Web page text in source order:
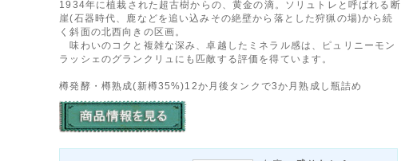
1934年に植栽された超古樹からの、黄金の滴。ソリュトレと呼ばれる断
崖(石器時代、鹿などを追い込みその絶壁から落とした狩猟の場)から続
く斜面の北西向きの区画。
味わいのコクと複雑な深み、卓越したミネラル感は、ピュリニーモン
ラッシェのグランクリュにも匹敵する評価を得ています。
樽発酵・樽熟成(新樽35%)12か月後タンクで3か月熟成し瓶詰め